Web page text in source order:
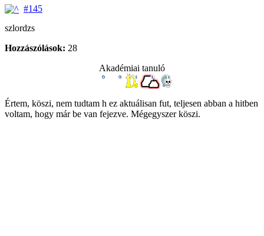
#145
szlordzs
Hozzászólások: 28
Akadémiai tanuló
Értem, köszi, nem tudtam h ez aktuálisan fut, teljesen abban a hitben
voltam, hogy már be van fejezve. Mégegyszer köszi.